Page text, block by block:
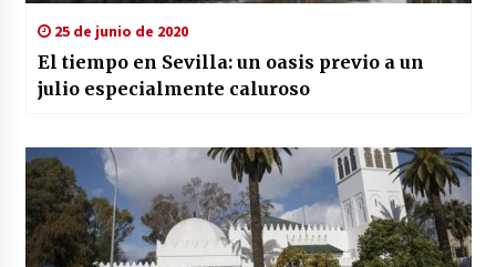
25 de junio de 2020
El tiempo en Sevilla: un oasis previo a un
julio especialmente caluroso